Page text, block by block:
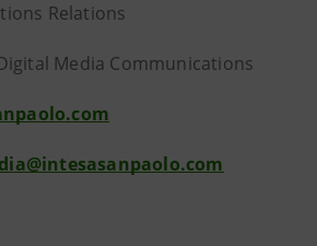
Relations
Media Communications